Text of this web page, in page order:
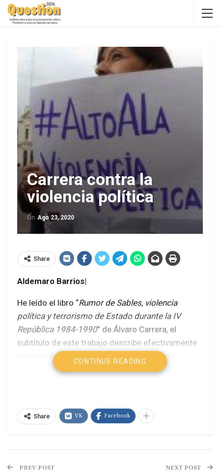
Carrera contra la
violencia política
On Ago 23, 2020
Share
Aldemaro Barrios|
He leído el libro “Rumor de Sables, violencia
política y terrorismo de Estado durante la IV
República 1984-1990” de Álvaro Carrera, el
subtítulo de este trabajo describe efectivamente
la razón de estas crónicas necesarias para
entender la década de un ciclo de
Ahora más que nunca cobra sentido vernos como
el pueblo venezolano cuando las relaciones de
CONTINUE READING
Share VK Facebook
PREV POST NEXT POST